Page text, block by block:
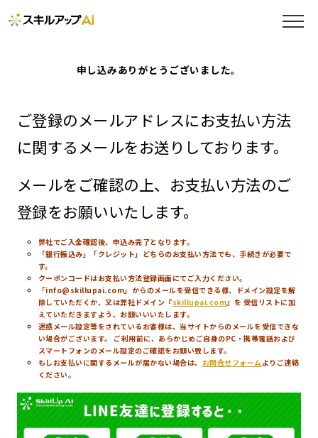
申し込みありがとうございました。
ご登録のメールアドレスにお支払い方法
に関するメールをお送りしております。
メールをご確認の上、お支払い方法のご
登録をお願いいたします。
弊社でご入金確認後、申込み完了となります。
「銀行振込み」「クレジット」どちらのお支払い方法でも、手続きが必要で
す。
クーポンコードはお支払い方法登録画面にてご入力ください。
「info@skillupai.com」からのメールを受信できる様、ドメイン設定を解
除していただくか、又は弊社ドメイン『skillupai.com』を 受信リストに加
えていただきますよう、お願いいいたします。
迷惑メール設定等をされているお客様は、当サイトからのメールを受信できな
い場合がございます。 ご利用前に、あらかじめご自身のPC・携帯電話および
スマートフォンのメール設定のご確認をお願い致します。
もしお支払いに関するメールが届かない場合は、 お問合せフォームよりご連絡
ください。